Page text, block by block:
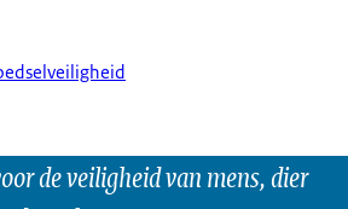
de veiligheid van mens, dier